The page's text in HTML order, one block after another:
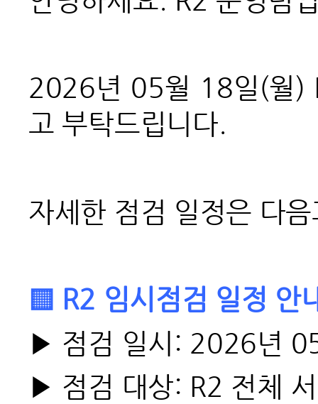
2026년 05월 18일(월)
고 부탁드립니다.
자세한 점검 일정은 다
▒ R2 임시점검 일정 안
▶ 점검 일시: 2026년
▶ 점검 대상: R2 전체